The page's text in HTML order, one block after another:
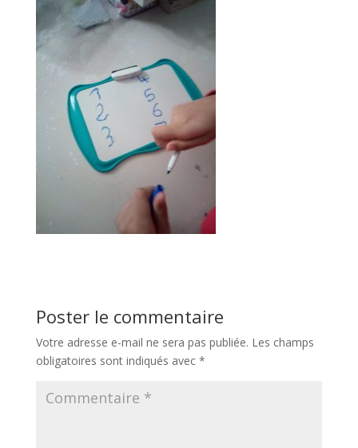
Poster le commentaire
Votre adresse e-mail ne sera pas publiée. Les champs
obligatoires sont indiqués avec *